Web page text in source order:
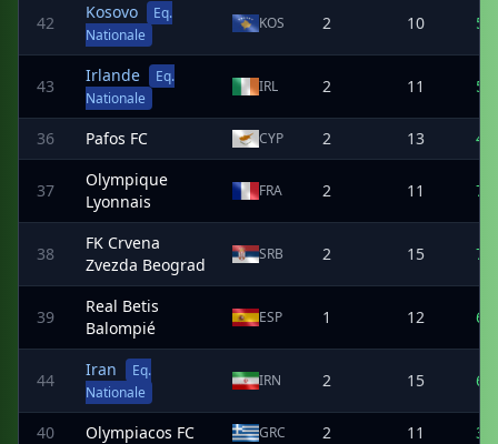
42
Kosovo
Eq.
Nationale
KOS 2 10 5
43
Irlande
Eq.
Nationale
IRL 2 11 5
36 Pafos FC CYP 2 13 4
37
Olympique
Lyonnais
FRA 2 11 7
38
FK Crvena
Zvezda Beograd
SRB 2 15 7
39
Real Betis
Balompié
ESP 1 12 6
44
Iran
Eq.
Nationale
IRN 2 15 6
40 Olympiacos FC GRC 2 11 3